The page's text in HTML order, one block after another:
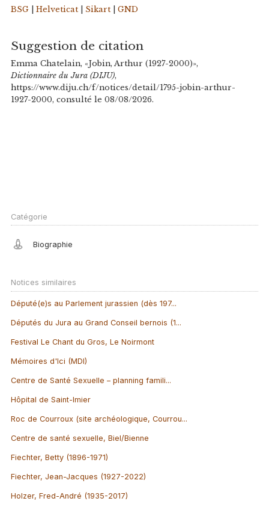
BSG| Helveticat| Sikart| GND
Suggestion de citation
Emma Chatelain, «Jobin, Arthur (1927-2000)»,
Dictionnaire du Jura (DIJU),
https://www.diju.ch/f/notices/detail/1795-jobin-arthur-
1927-2000, consulté le 08/08/2026.
Catégorie
Biographie
Notices similaires
Député(e)s au Parlement jurassien (dès 197...
Députés du Jura au Grand Conseil bernois (1...
Festival Le Chant du Gros, Le Noirmont
Mémoires d'Ici (MDI)
Centre de Santé Sexuelle – planning famili...
Hôpital de Saint-Imier
Roc de Courroux (site archéologique, Courrou...
Centre de santé sexuelle, Biel/Bienne
Fiechter, Betty (1896-1971)
Fiechter, Jean-Jacques (1927-2022)
Holzer, Fred-André (1935-2017)